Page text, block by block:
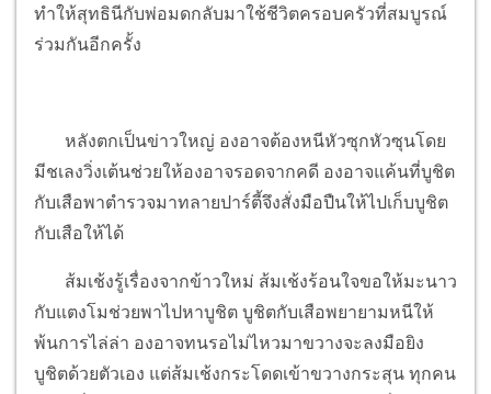
ทำให้สุทธินีกับพ่อมดกลับมาใช้ชีวิตครอบครัวที่สมบูรณ์
ร่วมกันอีกครั้ง
หลังตกเป็นข่าวใหญ่ องอาจต้องหนีหัวซุกหัวซุนโดย
มีชเลงวิ่งเต้นช่วยให้องอาจรอดจากคดี องอาจแค้นที่บูชิต
กับเสือพาตำรวจมาทลายปาร์ตี้จึงสั่งมือปืนให้ไปเก็บบูชิต
กับเสือให้ได้
ส้มเช้งรู้เรื่องจากข้าวใหม่ ส้มเช้งร้อนใจขอให้มะนาว
กับแตงโมช่วยพาไปหาบูชิต บูชิตกับเสือพยายามหนีให้
พ้นการไล่ล่า องอาจทนรอไม่ไหวมาขวางจะลงมือยิง
บูชิตด้วยตัวเอง แต่ส้มเช้งกระโดดเข้าขวางกระสุน ทุกคน